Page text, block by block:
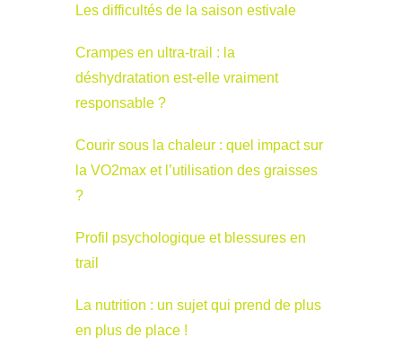
Les difficultés de la saison estivale
Crampes en ultra-trail : la
déshydratation est-elle vraiment
responsable ?
Courir sous la chaleur : quel impact sur
la VO2max et l’utilisation des graisses
?
Profil psychologique et blessures en
trail
La nutrition : un sujet qui prend de plus
en plus de place !